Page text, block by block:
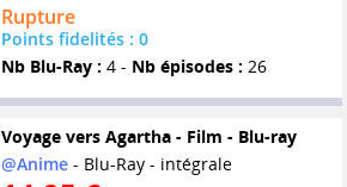
Rupture
Points fidelités : 0
Nb Blu-Ray : 4 - Nb épisodes : 26
Voyage vers Agartha - Film - Blu-ray
@Anime- Blu-Ray - intégrale